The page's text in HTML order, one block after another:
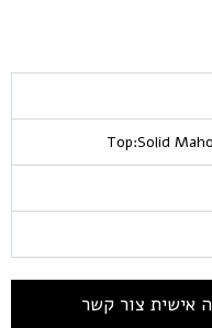
Top:Solid
אישית צור קשר